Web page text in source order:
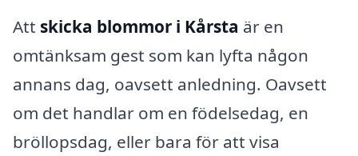
Att skicka blommor i Kårsta är en
omtänksam gest som kan lyfta någon
annans dag, oavsett anledning. Oavsett
om det handlar om en födelsedag, en
bröllopsdag, eller bara för att visa